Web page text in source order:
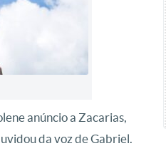
anúncio a Zacarias,
da voz de Gabriel.